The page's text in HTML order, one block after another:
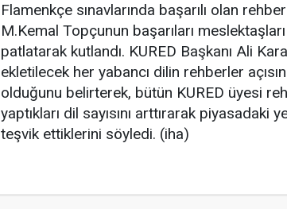
Flamenkçe sınavlarında başarılı olan
M.Kemal Topçunun başarıları
patlatarak kutlandı. KURED Başkanı Ali
ekletilecek her yabancı dilin rehberler
olduğunu belirterek, bütün KURED üyesi
yaptıkları dil sayısını arttırarak piyasadaki
teşvik ettiklerini söyledi. (iha)